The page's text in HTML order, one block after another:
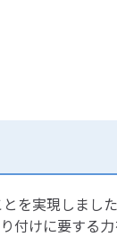
を実現しました
付けに要する